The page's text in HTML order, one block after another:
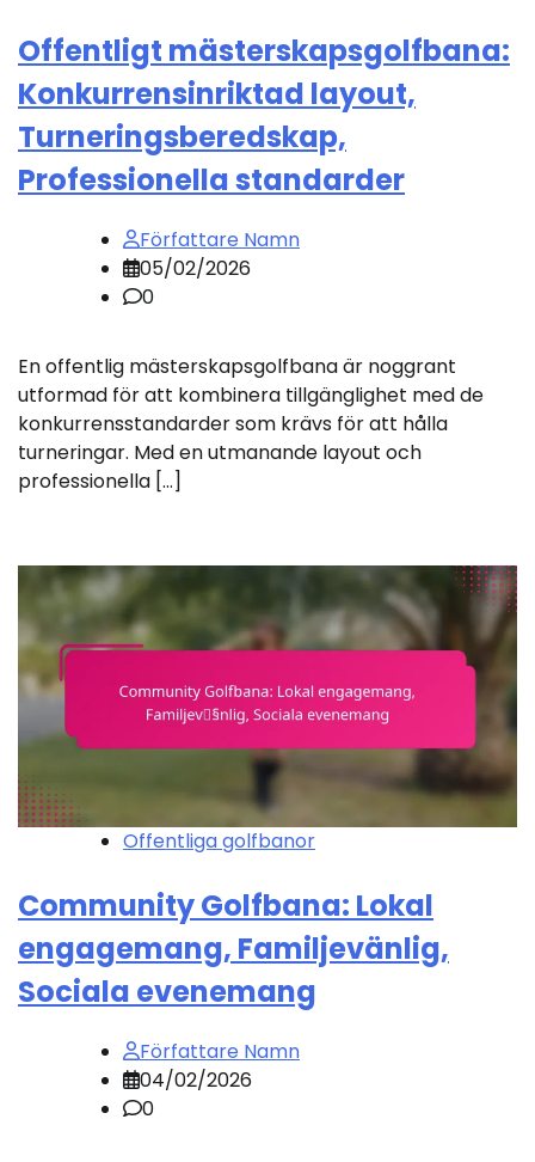
Offentligt mästerskapsgolfbana:
Konkurrensinriktad layout,
Turneringsberedskap,
Professionella standarder
Författare Namn
05/02/2026
0
En offentlig mästerskapsgolfbana är noggrant
utformad för att kombinera tillgänglighet med de
konkurrensstandarder som krävs för att hålla
turneringar. Med en utmanande layout och
professionella […]
Offentliga golfbanor
Community Golfbana: Lokal
engagemang, Familjevänlig,
Sociala evenemang
Författare Namn
04/02/2026
0